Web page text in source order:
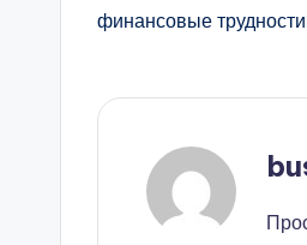
финансовые